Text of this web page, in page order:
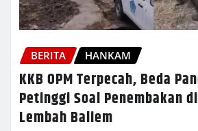
BERITA HANKAM
KKB OPM Terpecah, Beda
Petinggi Soal Penembakan
Lembah Baliem